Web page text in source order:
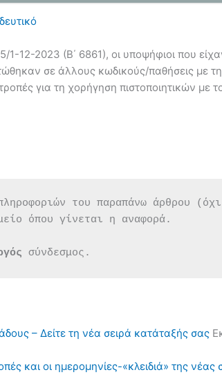
12-2023 (Β΄ 6861), οι υποψήφιοι που
σε άλλους κωδικούς/παθήσεις με
για τη χορήγηση πιστοποιητικών με
του παραπάνω άρθρου
όπου γίνεται η αναφορά.
σύνδεσμος.
– Δείτε τη νέα σειρά κατάταξής σας
και οι ημερομηνίες-«κλειδιά» της νέας